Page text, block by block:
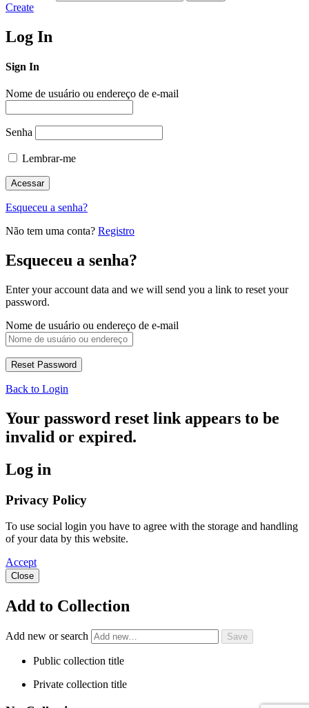
Create
Log In
Sign In
Nome de usuário ou endereço de e-mail
Senha
Lembrar-me
Esqueceu a senha?
Não tem uma conta? Registro
Esqueceu a senha?
Enter your account data and we will send you a link to reset your
password.
Nome de usuário ou endereço de e-mail
Back to Login
Your password reset link appears to be
invalid or expired.
Log in
Privacy Policy
To use social login you have to agree with the storage and handling
of your data by this website.
Accept
Close
Add to Collection
Add new or search
Public collection title
Private collection title